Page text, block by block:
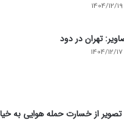
1404/12/19
تهران در دود
1404/12/17